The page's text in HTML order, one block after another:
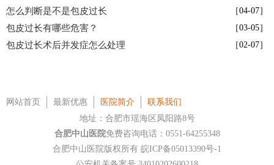
［04-07］
怎么判断是不是包皮过长
［03-05］
包皮过长有哪些危害？
［02-07］
包皮过长术后并发症怎么处理
网站首页 最新优惠 医院简介
联系我们
地址：合肥市瑶海区凤阳路8号
合肥中山医院免费咨询电话：0551-64255348
合肥中山医院版权所有 皖ICP备05013390号-1